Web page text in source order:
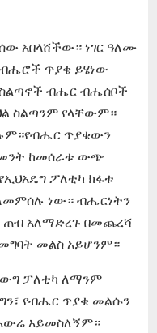
አበላሸችው። ነገር ዓለሙ
ጥያቄ ይሄነው
ብሔር ብሔሰቦች
ስልጣንም የላቸውም።
ጥያቄውን
ከመሰራቱ ውጭ
ፖለቲካ ክፋቱ
ነው። ብሔርነትን
ጠብ አለማድረጉ በመጨረሻ
መልስ አይሆንም።
ፓለቲካ ለማንም
የብሔር ጥያቄ መልሱን
አይመስለኝም።